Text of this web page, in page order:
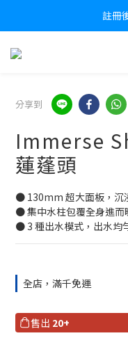
全館滿千免
註冊
全館滿千免
分享到
Immerse
蓮蓬頭
● 130mm 超大面板，沉
● 集中水柱包覆全身進而
● 3 種出水模式，出水均
全店，滿千免運
售出 20+